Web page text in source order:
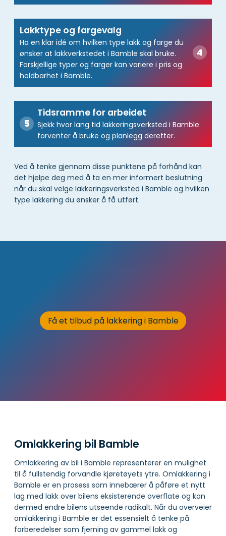
Lakktype og fargevalg
Ha en klar idé om hvilken type lakk og farge du
ønsker at lakkverkstedet i Bamble skal bruke.
Forskjellige typer og farger kan variere i pris og
holdbarhet i Bamble.
Tidsramme for arbeidet
Sjekk hvor lang tid lakkeringsverksted i Bamble
forventer å bruke og planlegg deretter.
Ved å tenke gjennom disse punktene på forhånd kan
det hjelpe deg med å ta en mer informert beslutning
når du skal velge lakkeringsverksted i Bamble og hvilken
type lakkering du ønsker å få utført.
Få et tilbud på lakkering i Bamble
Omlakkering bil Bamble
Omlakkering av bil i Bamble representerer en mulighet
til å fullstendig forvandle kjøretøyets ytre. Omlakkering i
Bamble er en prosess som innebærer å påføre et nytt
lag med lakk over bilens eksisterende overflate og kan
dermed endre bilens utseende radikalt. Når du overveier
omlakkering i Bamble er det essensielt å tenke på
forberedelser som fjerning av gammel lakk og